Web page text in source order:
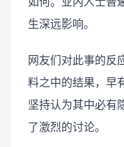
生深远影响。
网友们对此事的反
料之中的结果，早
坚持认为其中必有
了激烈的讨论。